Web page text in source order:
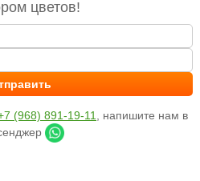
цветов!
(968) 891-19-11
, напишите нам в